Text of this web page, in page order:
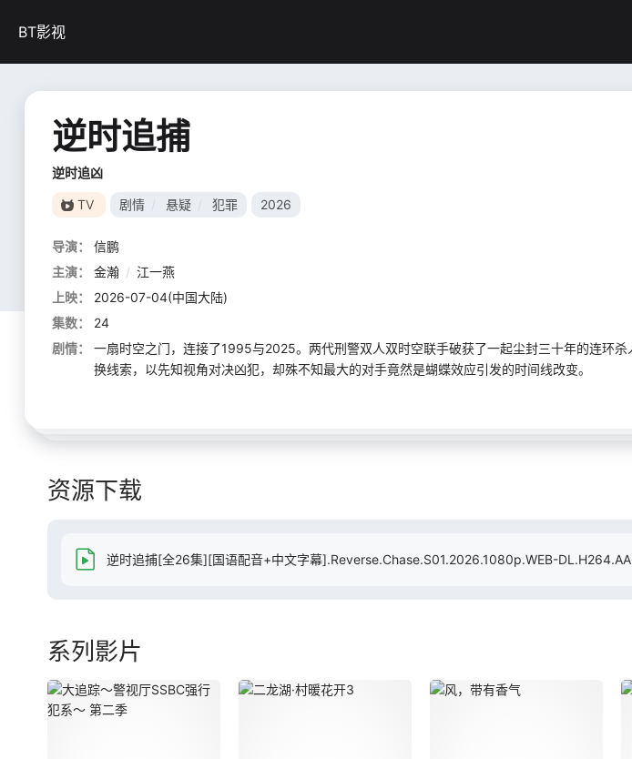
BT影视
逆时追捕
逆时追凶
TV 剧情 悬疑 犯罪 2026
导演：
信鹏
主演：
金瀚 / 江一燕
上映：
2026-07-04(中国大陆)
集数：
24
剧情：
一扇时空之门，连接了1995与2025。两代刑警双人双时空联手破获了一起尘封三十年的连环
换线索，以先知视角对决凶犯，却殊不知最大的对手竟然是蝴蝶效应引发的时间线改变。
资源下载
逆时追捕[全26集][国语配音+中文字幕].Reverse.Chase.S01.2026.1080p.WEB-
系列影片